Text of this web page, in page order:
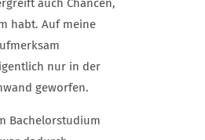
auch Chancen,
habt. Auf meine
nur in der
geworfen.
Bachelorstudium